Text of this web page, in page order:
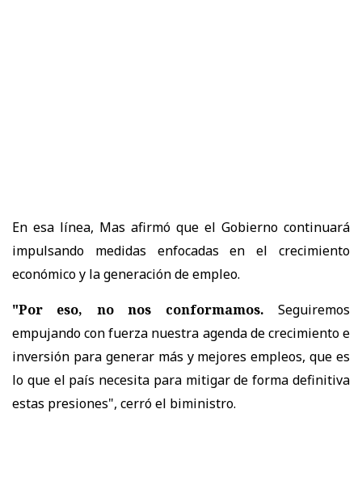
En esa línea, Mas afirmó que el Gobierno continuará
impulsando medidas enfocadas en el crecimiento
económico y la generación de empleo.
"Por eso, no nos conformamos. Seguiremos
empujando con fuerza nuestra agenda de crecimiento e
inversión para generar más y mejores empleos, que es
lo que el país necesita para mitigar de forma definitiva
estas presiones", cerró el biministro.